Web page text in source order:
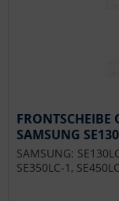
SAMSUNG
SAMSUNG:
SE350LC-1,